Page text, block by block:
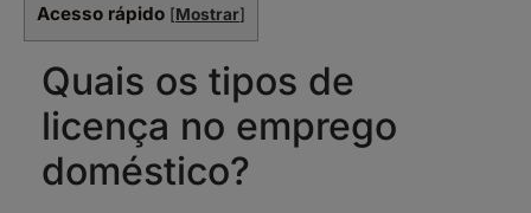
Acesso rápido [Mostrar]
Quais os tipos de
licença no emprego
doméstico?